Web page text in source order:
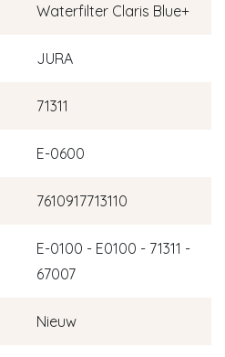
Waterfilter Claris Blue+
JURA
71311
E-0600
7610917713110
E-0100 - E0100 - 71311 -
67007
Nieuw